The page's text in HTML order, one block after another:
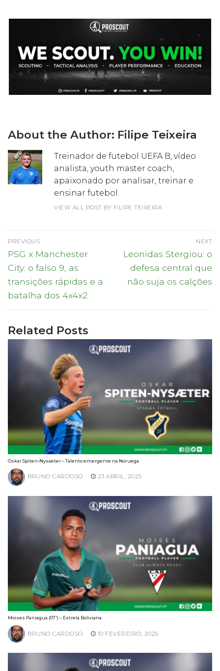
About the Author: Filipe Teixeira
Treinador de futebol UEFA B, vídeo
analista, youth master coach,
apaixonado por analisar, treinar e
ensinar futebol.
VIEW ALL POST BY FILIPE TEIXEIRA
Navegação
de
artigos
PREVIOUS
Previous
post:
PSG x Manchester
City: o falso 9, as
transições rápidas e a
batalha dos 4x4x2
NEXT
Next
post:
Leonidas Stergiou: o
defesa central que
não suja os calções
Related Posts
Oskar Spiten-Nysaeter – Talento emergente na Noruega
BRUNO CARDOSO 23 ABRIL, 2025
Moises Paniagua (07′) – Estrela Boliviana
BRUNO CARDOSO 10 FEVEREIRO, 2025